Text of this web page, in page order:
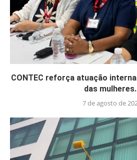
CONTEC reforça atuação
das
7 de agosto de